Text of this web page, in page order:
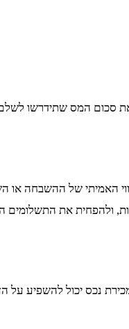
את סכום המס שתידרשו
האמיתי של ההשבחה
ולהפחית את התשלומים
נכס יכול להשפיע